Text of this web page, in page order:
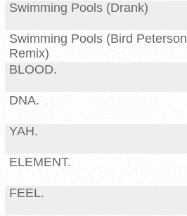
Swimming Pools (Drank)
Swimming Pools (Bird Peterson
Remix)
BLOOD.
DNA.
YAH.
ELEMENT.
FEEL.